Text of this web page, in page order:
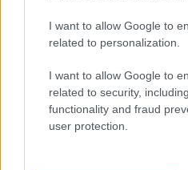
I want to allow Google to
related to personalization.
I want to allow Google to
related to security,
functionality and fraud
user protection.